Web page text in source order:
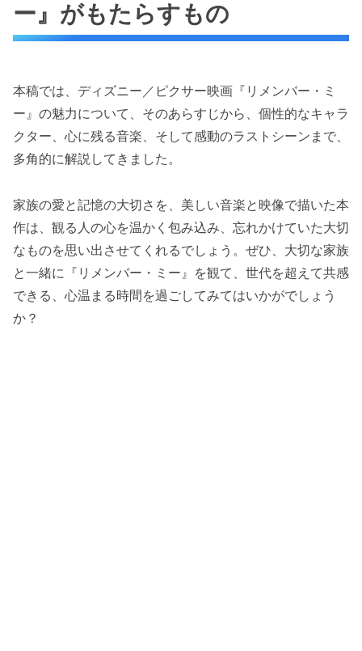
ー』がもたらすもの
本稿では、ディズニー／ピクサー映画『リメンバー・ミ
ー』の魅力について、そのあらすじから、個性的なキャラ
クター、心に残る音楽、そして感動のラストシーンまで、
多角的に解説してきました。
家族の愛と記憶の大切さを、美しい音楽と映像で描いた本
作は、観る人の心を温かく包み込み、忘れかけていた大切
なものを思い出させてくれるでしょう。ぜひ、大切な家族
と一緒に『リメンバー・ミー』を観て、世代を超えて共感
できる、心温まる時間を過ごしてみてはいかがでしょう
か？